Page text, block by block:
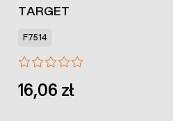
TARGET
F7514
16,06 zł